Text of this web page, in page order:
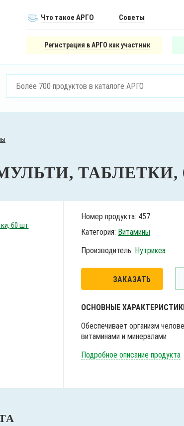
Что такое АРГО Советы
Регистрация в АРГО как участник
ТАБЛЕТКИ,
Номер продукта: 457
Категория: Витамины
Производитель: Нутрикеа
ЗАКАЗАТЬ
ОСНОВНЫЕ
Обеспечивает организм
витаминами и минералами
Подробное описание продукта